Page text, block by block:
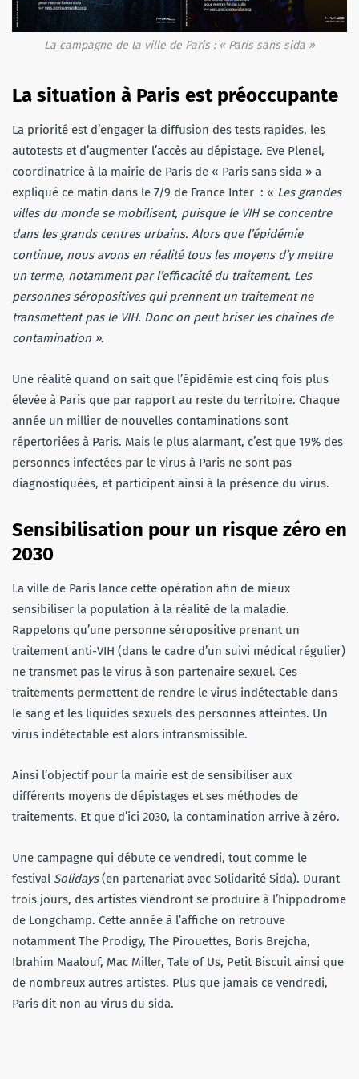
La campagne de la ville de Paris : « Paris sans sida »
La situation à Paris est préoccupante
La priorité est d’engager la diffusion des tests rapides, les
autotests et d’augmenter l’accès au dépistage. Eve Plenel,
coordinatrice à la mairie de Paris de « Paris sans sida » a
expliqué ce matin dans le 7/9 de France Inter : « Les grandes
villes du monde se mobilisent, puisque le VIH se concentre
dans les grands centres urbains. Alors que l’épidémie
continue, nous avons en réalité tous les moyens d’y mettre
un terme, notamment par l’efficacité du traitement. Les
personnes séropositives qui prennent un traitement ne
transmettent pas le VIH. Donc on peut briser les chaînes de
contamination ».
Une réalité quand on sait que l’épidémie est cinq fois plus
élevée à Paris que par rapport au reste du territoire. Chaque
année un millier de nouvelles contaminations sont
répertoriées à Paris. Mais le plus alarmant, c’est que 19% des
personnes infectées par le virus à Paris ne sont pas
diagnostiquées, et participent ainsi à la présence du virus.
Sensibilisation pour un risque zéro en
2030
La ville de Paris lance cette opération afin de mieux
sensibiliser la population à la réalité de la maladie.
Rappelons qu’une personne séropositive prenant un
traitement anti-VIH (dans le cadre d’un suivi médical régulier)
ne transmet pas le virus à son partenaire sexuel. Ces
traitements permettent de rendre le virus indétectable dans
le sang et les liquides sexuels des personnes atteintes. Un
virus indétectable est alors intransmissible.
Ainsi l’objectif pour la mairie est de sensibiliser aux
différents moyens de dépistages et ses méthodes de
traitements. Et que d’ici 2030, la contamination arrive à zéro.
Une campagne qui débute ce vendredi, tout comme le
festival Solidays(en partenariat avec Solidarité Sida). Durant
trois jours, des artistes viendront se produire à l’hippodrome
de Longchamp. Cette année à l’affiche on retrouve
notamment The Prodigy, The Pirouettes, Boris Brejcha,
Ibrahim Maalouf, Mac Miller, Tale of Us, Petit Biscuit ainsi que
de nombreux autres artistes. Plus que jamais ce vendredi,
Paris dit non au virus du sida.